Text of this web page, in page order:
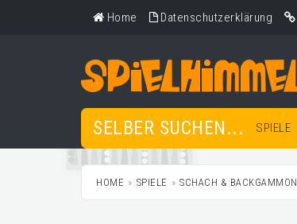
Home Datenschutzerklärung
SELBER SUCHEN... SPIELE
HOME SPIELE SCHACH & BACKGAMMON